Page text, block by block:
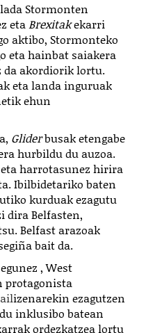
Stormonten
etaBrexitakekarri
aktibo, Stormonteko
eta hainbat saiakera
da akordiorik lortu.
eta landa inguruak
ehun
Gliderbusak etengabe
hurbildu du auzoa.
harrotasunez hirira
Ibilbidetariko baten
kurduak ezagutu
dira Belfasten,
Belfast arazoak
bait da.
, West
protagonista
izenarekin ezagutzen
inklusibo batean
ordezkatzea lortu